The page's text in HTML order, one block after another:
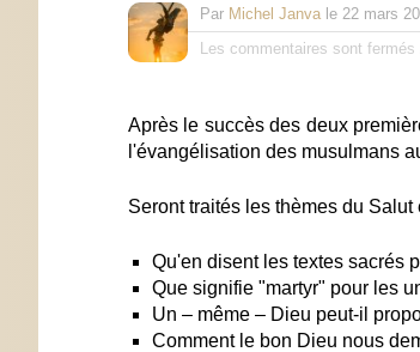
Par Michel Janva le 22 mars
Les commentaires sont fermés
Après le succès des deux
l'évangélisation des musulmans
Seront traités les thèmes du
Qu'en disent les textes sacrés
Que signifie "martyr" pour les
Un – même – Dieu peut-il
Comment le bon Dieu nous